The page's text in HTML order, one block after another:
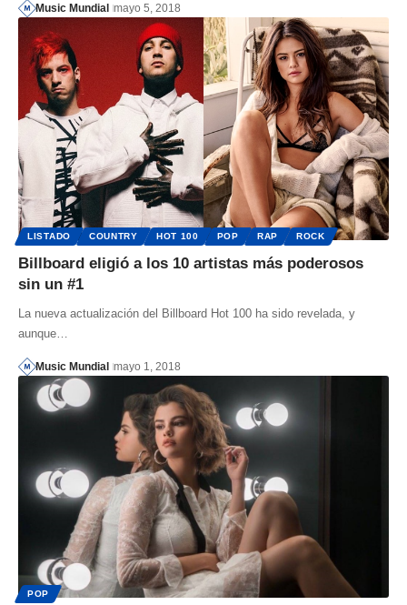
Music Mundial mayo 5, 2018
LISTADO COUNTRY HOT 100 POP RAP ROCK
Billboard eligió a los 10 artistas más poderosos
sin un #1
La nueva actualización del Billboard Hot 100 ha sido revelada, y
aunque…
Music Mundial mayo 1, 2018
POP